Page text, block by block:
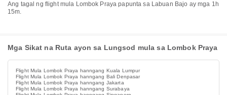
Ang tagal ng flight mula Lombok Praya papunta sa Labuan Bajo ay mga 1h
15m.
Mga Sikat na Ruta ayon sa Lungsod mula sa Lombok Praya
Flight Mula Lombok Praya hanngang Kuala Lumpur
Flight Mula Lombok Praya hanngang Bali Denpasar
Flight Mula Lombok Praya hanngang Jakarta
Flight Mula Lombok Praya hanngang Surabaya